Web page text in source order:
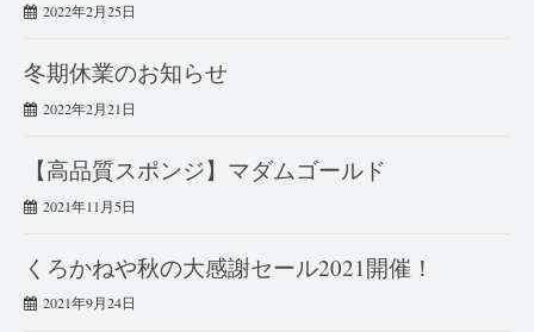
2022年2月25日
冬期休業のお知らせ
2022年2月21日
【高品質スポンジ】マダムゴールド
2021年11月5日
くろかねや秋の大感謝セール2021開催！
2021年9月24日